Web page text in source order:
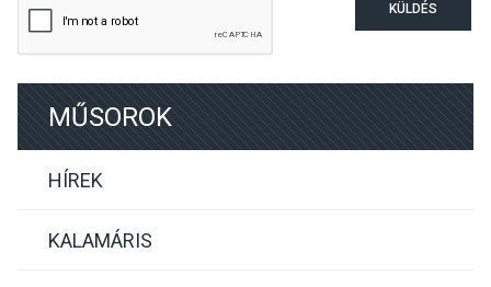
KÜLDÉS
MŰSOROK
HÍREK
KALAMÁRIS